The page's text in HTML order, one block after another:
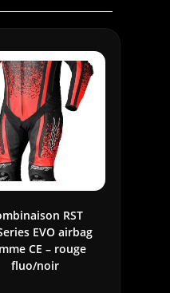
RST
EVO airbag
CE – rouge
fluo/noir